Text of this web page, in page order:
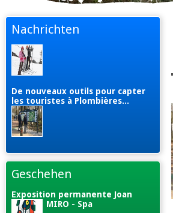
Nachrichten
De nouveaux outils pour capter
les touristes à Plombières...
Geschehen
Exposition permanente Joan
MIRO - Spa